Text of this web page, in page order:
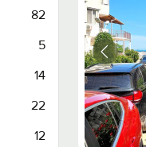
82
5
14
22
12